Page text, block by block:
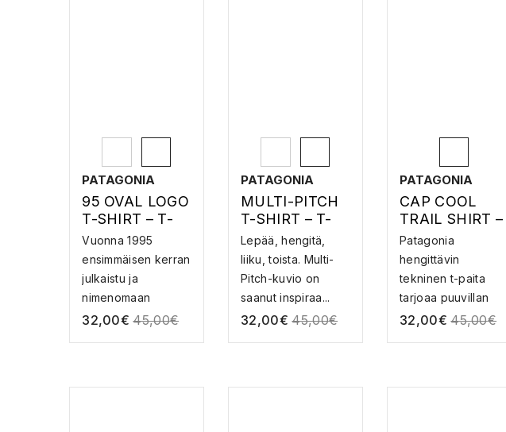
PATAGONIA
95 OVAL LOGO
T-SHIRT – T-
PAITA
Vuonna 1995
ensimmäisen kerran
julkaistu ja
nimenomaan
Patagonian t...
32,00€ 45,00€
PATAGONIA
MULTI-PITCH
T-SHIRT – T-
PAITA
Lepää, hengitä,
liiku, toista. Multi-
Pitch-kuvio on
saanut inspiraa...
32,00€ 45,00€
PATAGONIA
CAP COOL
TRAIL SHIRT –
TEKNINENPAIT
A
Patagonia
hengittävin
tekninen t-paita
tarjoaa puuvillan
kaltaista ...
32,00€ 45,00€